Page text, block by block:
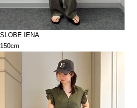
SLOBE IENA
150cm